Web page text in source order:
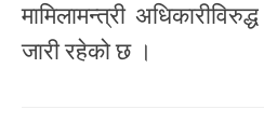
मामिलामन्त्री
जारी रहेको छ ।